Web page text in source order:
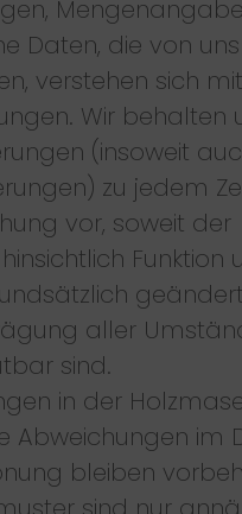
Daten, die von uns
verstehen sich
Wir behalten
(insoweit
zu jedem
vor, soweit der
Funktion
aller
sind.
in der
Abweichungen im
bleiben